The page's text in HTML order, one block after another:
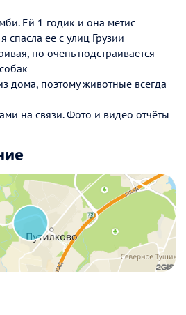
Ей 1 годик и она метис
спасла ее с улиц Грузии
но очень подстраивается
дома, поэтому животные всегда
на связи. Фото и видео отчёты